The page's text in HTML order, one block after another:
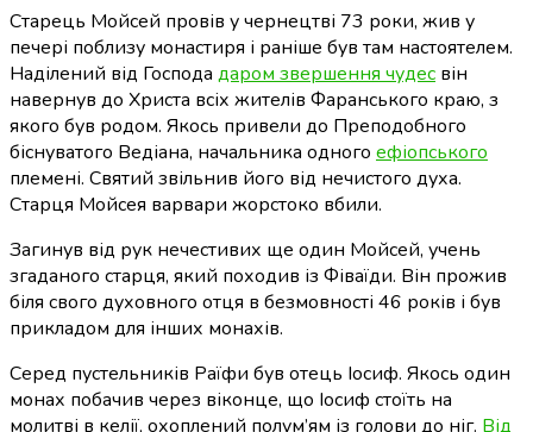
Старець Мойсей провів у чернецтві 73 роки, жив у
печері поблизу монастиря і раніше був там настоятелем.
Наділений від Господа даром звершення чудес він
навернув до Христа всіх жителів Фаранського краю, з
якого був родом. Якось привели до Преподобного
біснуватого Ведіана, начальника одного ефіопського
племені. Святий звільнив його від нечистого духа.
Старця Мойсея варвари жорстоко вбили.
Загинув від рук нечестивих ще один Мойсей, учень
згаданого старця, який походив із Фіваїди. Він прожив
біля свого духовного отця в безмовності 46 років і був
прикладом для інших монахів.
Серед пустельників Раїфи був отець Іосиф. Якось один
монах побачив через віконце, що Іосиф стоїть на
молитві в келії, охоплений полум’ям із голови до ніг. Від